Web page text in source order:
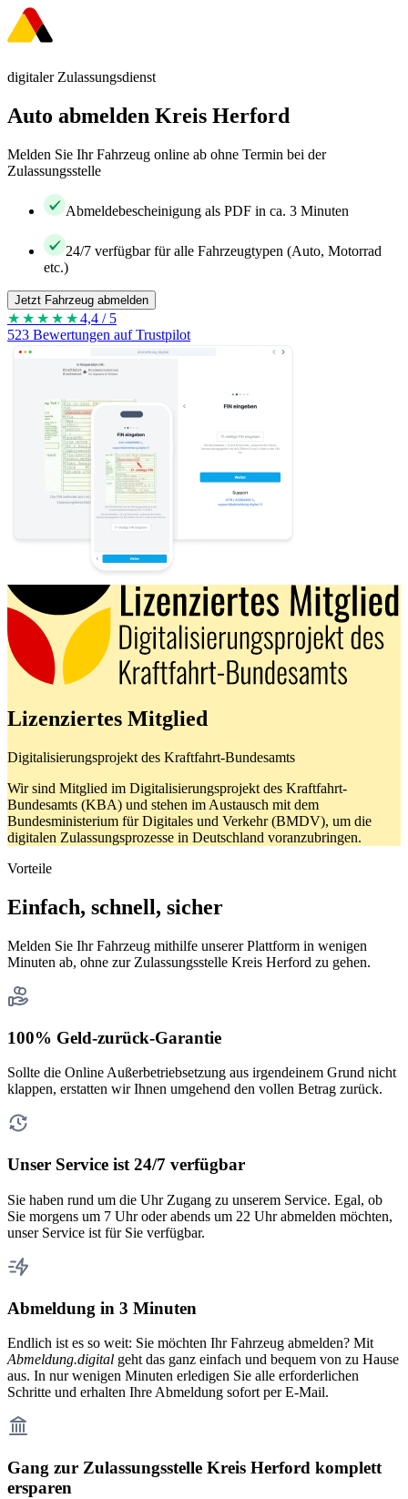
digitaler Zulassungsdienst
Auto abmelden Kreis Herford
Melden Sie Ihr Fahrzeug online ab ohne Termin bei der
Zulassungsstelle
Abmeldebescheinigung als PDF in ca. 3 Minuten
24/7 verfügbar für alle Fahrzeugtypen (Auto, Motorrad
etc.)
Jetzt Fahrzeug abmelden
★★★★ ★4,4 / 5
523 Bewertungen auf Trustpilot
Lizenziertes Mitglied
Digitalisierungsprojekt des Kraftfahrt-Bundesamts
Wir sind Mitglied im Digitalisierungsprojekt des Kraftfahrt-
Bundesamts (KBA) und stehen im Austausch mit dem
Bundesministerium für Digitales und Verkehr (BMDV), um die
digitalen Zulassungsprozesse in Deutschland voranzubringen.
Vorteile
Einfach, schnell, sicher
Melden Sie Ihr Fahrzeug mithilfe unserer Plattform in wenigen
Minuten ab, ohne zur Zulassungsstelle Kreis Herford zu gehen.
100% Geld-zurück-Garantie
Sollte die Online Außerbetriebsetzung aus irgendeinem Grund nicht
klappen, erstatten wir Ihnen umgehend den vollen Betrag zurück.
Unser Service ist 24/7 verfügbar
Sie haben rund um die Uhr Zugang zu unserem Service. Egal, ob
Sie morgens um 7 Uhr oder abends um 22 Uhr abmelden möchten,
unser Service ist für Sie verfügbar.
Abmeldung in 3 Minuten
Endlich ist es so weit: Sie möchten Ihr Fahrzeug abmelden? Mit
Abmeldung.digital geht das ganz einfach und bequem von zu Hause
aus. In nur wenigen Minuten erledigen Sie alle erforderlichen
Schritte und erhalten Ihre Abmeldung sofort per E-Mail.
Gang zur Zulassungsstelle Kreis Herford komplett
ersparen